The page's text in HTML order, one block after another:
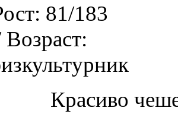
81/183
Красиво